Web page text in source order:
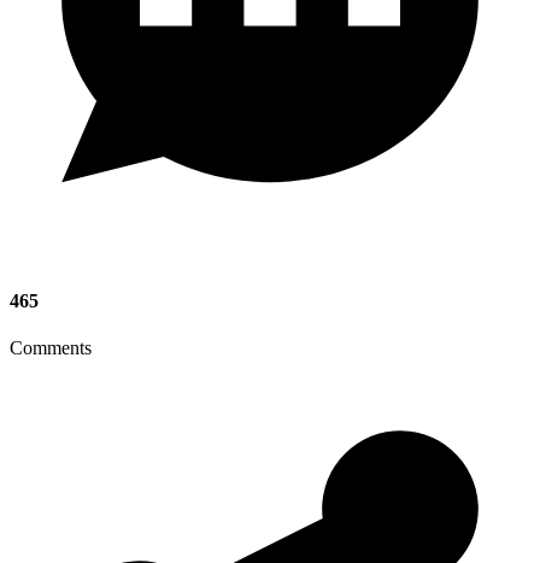
465
Comments